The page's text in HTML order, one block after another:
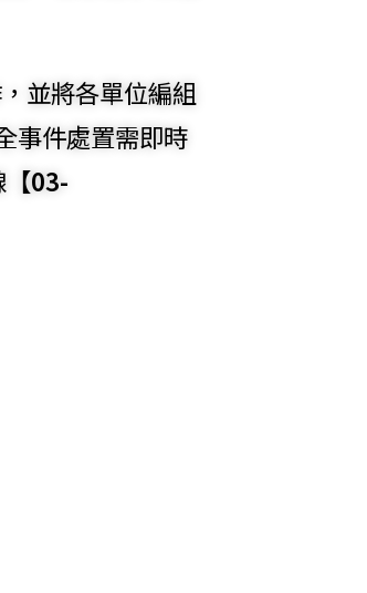
並將各單位編組
事件處置需即時
【03-